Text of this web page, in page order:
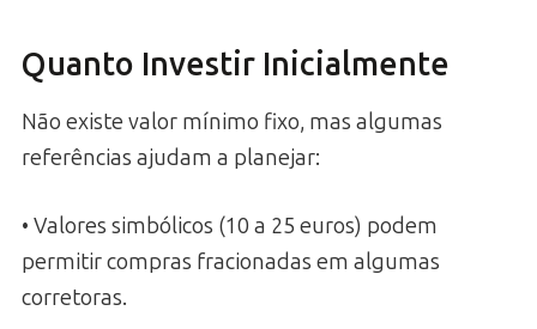
Quanto Investir Inicialmente
Não existe valor mínimo fixo, mas algumas
referências ajudam a planejar:
• Valores simbólicos (10 a 25 euros) podem
permitir compras fracionadas em algumas
corretoras.